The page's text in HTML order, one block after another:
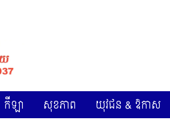
កីឡា សុខភាព យុវជន​ & ឱកាស